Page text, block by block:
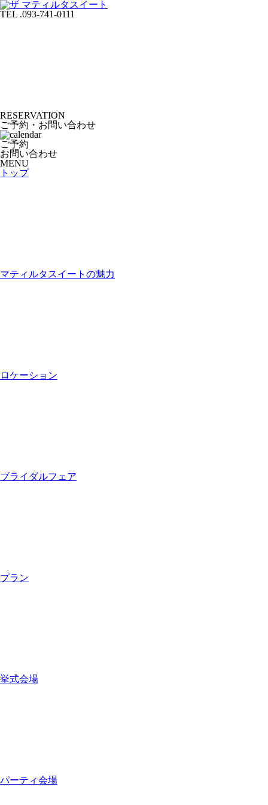
TEL .093-741-0111
RESERVATION
ご予約・お問い合わせ
ご予約
お問い合わせ
MENU
トップ
マティルタスイートの魅力
ロケーション
ブライダルフェア
プラン
挙式会場
パーティ会場